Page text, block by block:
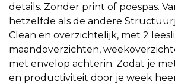
details. Zonder print of poespas.
hetzelfde als de andere
Clean en overzichtelijk, met 2
maandoverzichten,
met envelop achterin. Zodat je
en productiviteit door je week